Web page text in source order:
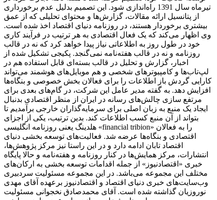
تیرماه سال 1391 راه‌اندازی شود. این تصمیم بدلیل عدم برخورداری
از پتانسیل ارائه مقالات، گزارش‌ها و محتوای تحلیلی که از عمق
بیشتری برخوردار هستند، در روزنامه دنیای اقتصاد اخذ شده است.
وی اظهار می‌کند که یک فعال اقتصادی به هر ترتیب در فرآیند کاری
خود در طول روز به اطلاعاتی نیاز پیدا خواهد کرد که نه در قالب
روزنامه و نه در قالب هفته‌نامه نمی‌گنجد. پکیجی تشکیل شده از
اخبار، گزارش و تحلیل در قالب بسته‌ای قابل استفاده هم در
لپ‌تاب‌ها و کامپیوترهای شخصی و هم موبایل‌های هوشمند می‌تواند
کارایی گردش باز اطلاعات را برای فعالان بخش خصوصی و بنگاه‌ها
افزایش دهد. به گفته مدیر عامل این شرکت، در گام‌های بعدی برای
مرتفع سازی چالش‌های رسانه در ایران از منظر اقتصادی بدنبال
ایجاد یک منبع به زبان اصلی برای سرمایه‌گذاران خارجی برآمدیم تا
بتواند از آن منبع کسب اطلاعات کند. بدین ترتیب، یکی از اجزای
هلدینگ یعنی روزنامه انگلیسی «financial tribion» را به فعالان
اقتصادی و بنگاه‌ها عرضه شد. فعالیت‌های توسعه بخشی دنیای
اقتصاد تابان ادامه دارد و در این راستا نیز مرکز پژوهش‌ها،
انتشارات، مرکز همایش‌ها در کنار روزنامه و هفته‌نامه و حالا پایگاه
خبری «اقتصادنیوز» از جمله اقدامات توسعه بخشی به ارکان‌های
مختلف این مجموعه می‌باشد. در این مجموعه مسئولیت سردبیری
وب‌سایت‌های خبری دنیای اقتصاد و اقتصادنیوز برعهده آقای مهدی
نوروزیان گذاشته شده است. آقای محمدصادق نخجوانی مسئولیت